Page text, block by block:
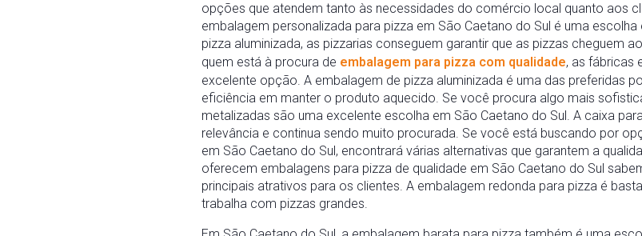
opções que atendem tanto às necessidades do comércio local quanto aos
embalagem personalizada para pizza em São Caetano do Sul é uma
pizza aluminizada, as pizzarias conseguem garantir que as pizzas cheguem
quem está à procura de embalagem para pizza com qualidade, as fábricas
excelente opção. A embalagem de pizza aluminizada é uma das preferidas
eficiência em manter o produto aquecido. Se você procura algo mais
metalizadas são uma excelente escolha em São Caetano do Sul. A caixa
relevância e continua sendo muito procurada. Se você está buscando por
em São Caetano do Sul, encontrará várias alternativas que garantem a
oferecem embalagens para pizza de qualidade em São Caetano do Sul
principais atrativos para os clientes. A embalagem redonda para pizza é
trabalha com pizzas grandes.